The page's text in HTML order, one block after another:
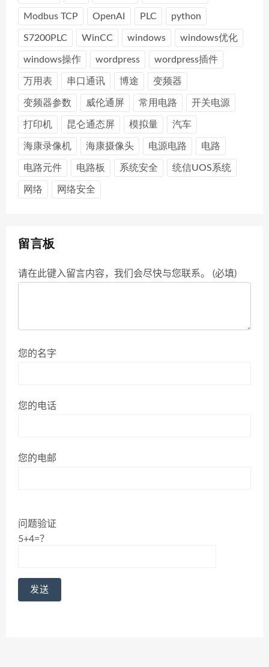
Modbus TCP OpenAI PLC python
S7200PLC WinCC windows windows优化
windows操作 wordpress wordpress插件
万用表 串口通讯 博途 变频器
变频器参数 威伦通屏 常用电路 开关电源
打印机 昆仑通态屏 模拟量 汽车
海康录像机 海康摄像头 电源电路 电路
电路元件 电路板 系统安全 统信UOS系统
网络 网络安全
留言板
请在此键入留言内容，我们会尽快与您联系。 (必填)
您的名字
您的电话
您的电邮
问题验证
5+4=？